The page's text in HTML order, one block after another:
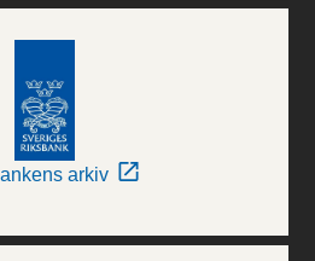
arkiv